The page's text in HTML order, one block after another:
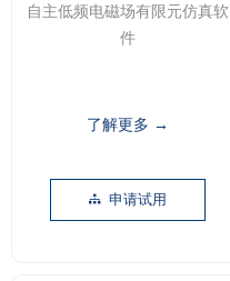
自主低频电磁场有限元仿真软
件
了解更多 →
뀒 申请试用